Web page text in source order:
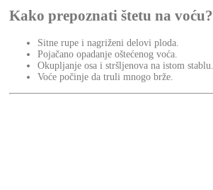
Kako prepoznati štetu na voću?
Sitne rupe i nagriženi delovi ploda.
Pojačano opadanje oštećenog voća.
Okupljanje osa i stršljenova na istom stablu.
Voće počinje da truli mnogo brže.